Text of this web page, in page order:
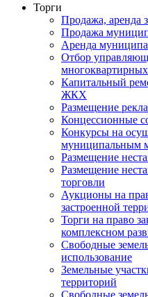
Торги
Продажа, аренда
Продажа
Аренда
Отбор
Капитальный
ЖКХ
Размещение
Концессионные
Конкурсы на
муниципальным
Размещение
Размещение
торговли
Аукционы на
застроенной
Торги на право
комплексном
Свободные
использование
Земельные
территорий
Свободные